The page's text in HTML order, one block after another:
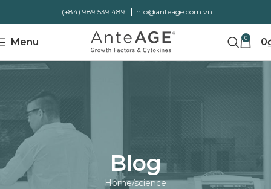
(+84) 989.539.489 info@anteage.com.vn
Menu 0 0
Blog
Home science